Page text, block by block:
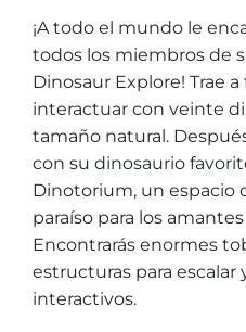
¡A todo el mundo le
todos los miembros de
Dinosaur Explore! Trae
interactuar con veinte
tamaño natural.
con su dinosaurio
Dinotorium, un espacio
paraíso para los
Encontrarás enormes
estructuras para escalar
interactivos.